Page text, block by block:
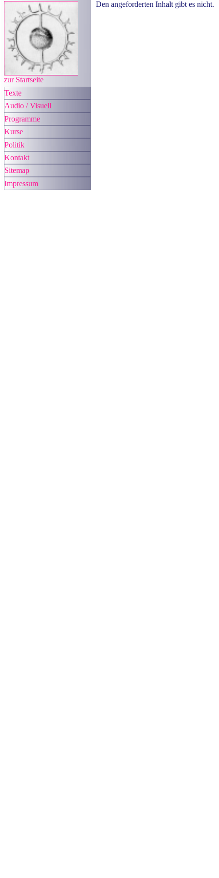
zur Startseite
Texte
Audio / Visuell
Programme
Kurse
Politik
Kontakt
Sitemap
Impressum
Den angeforderten Inhalt gibt es nicht.